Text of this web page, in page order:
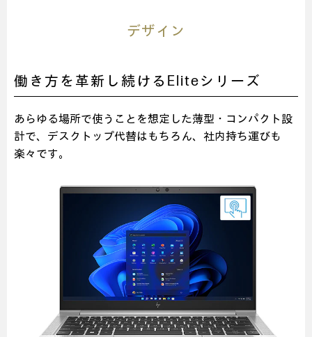
デザイン
働き方を革新し続けるEliteシリーズ
あらゆる場所で使うことを想定した薄型・コンパクト設
計で、デスクトップ代替はもちろん、社内持ち運びも
楽々です。